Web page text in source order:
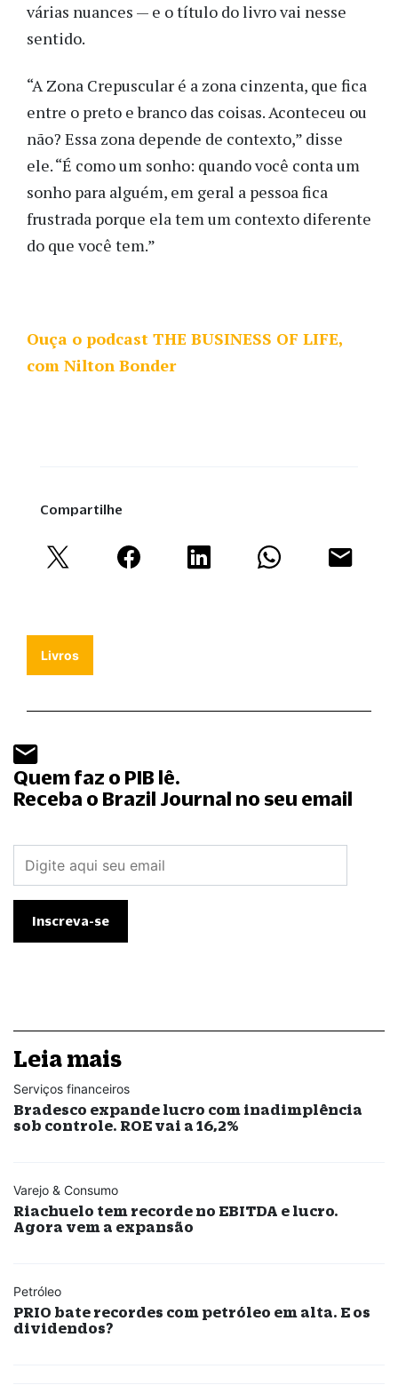
várias nuances — e o título do livro vai nesse
sentido.
“A Zona Crepuscular é a zona cinzenta, que fica
entre o preto e branco das coisas. Aconteceu ou
não? Essa zona depende de contexto,” disse
ele. “É como um sonho: quando você conta um
sonho para alguém, em geral a pessoa fica
frustrada porque ela tem um contexto diferente
do que você tem.”
Ouça o podcast THE BUSINESS OF LIFE,
com Nilton Bonder
Compartilhe
Livros
Quem faz o PIB lê.
Receba o Brazil Journal no seu email
Leia mais
Serviços financeiros
Bradesco expande lucro com inadimplência
sob controle. ROE vai a 16,2%
Varejo & Consumo
Riachuelo tem recorde no EBITDA e lucro.
Agora vem a expansão
Petróleo
PRIO bate recordes com petróleo em alta. E os
dividendos?